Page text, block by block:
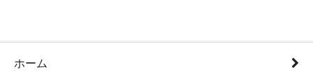
ホーム